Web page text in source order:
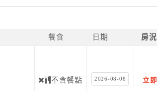
餐食 日期 房況
不含餐點 2026-08-08 立